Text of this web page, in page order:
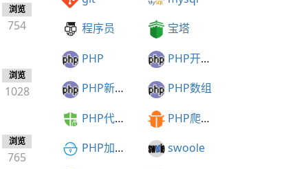
浏览
754
浏览
1028
浏览
765
程序员
宝塔
PHP
PHP开发建议
PHP新特性
PHP数组
PHP代码加密
PHP爬虫框架
PHP加密解密
swoole